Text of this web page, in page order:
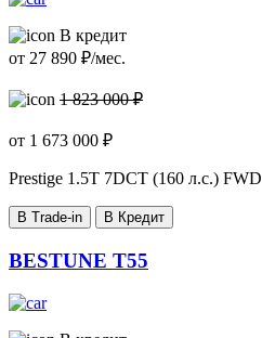
В кредит
от 27 890 ₽/мес.
1 823 000 ₽
от 1 673 000 ₽
Prestige 1.5T 7DCT (160 л.с.) FWD
В Trade-in В Кредит
BESTUNE T55